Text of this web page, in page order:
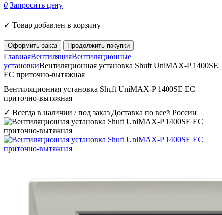
0 Запросить цену
✓ Товар добавлен в корзину
Оформить заказ Продолжить покупки
ГлавнаяВентиляцияВентиляционные
установкиВентиляционная установка Shuft UniMAX-P 1400SE
EC приточно-вытяжная
Вентиляционная установка Shuft UniMAX-P 1400SE EC
приточно-вытяжная
✓ Всегда в наличии / под заказ Доставка по всей России